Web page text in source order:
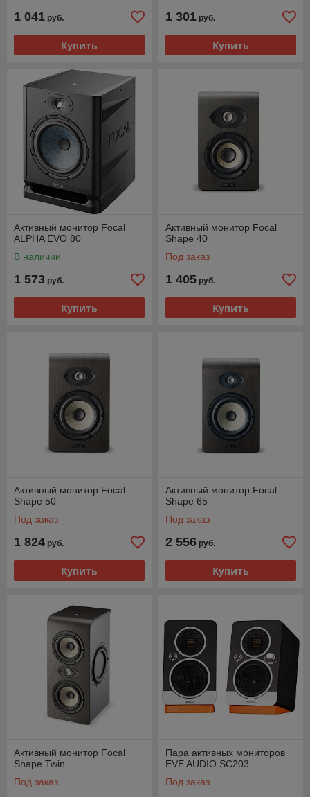
1 041 руб.
Купить
1 301 руб.
Купить
Активный монитор Focal
ALPHA EVO 80
В наличии
1 573 руб.
Купить
Активный монитор Focal
Shape 40
Под заказ
1 405 руб.
Купить
Активный монитор Focal
Shape 50
Под заказ
1 824 руб.
Купить
Активный монитор Focal
Shape 65
Под заказ
2 556 руб.
Купить
Активный монитор Focal
Shape Twin
Под заказ
Пара активных мониторов
EVE AUDIO SC203
Под заказ